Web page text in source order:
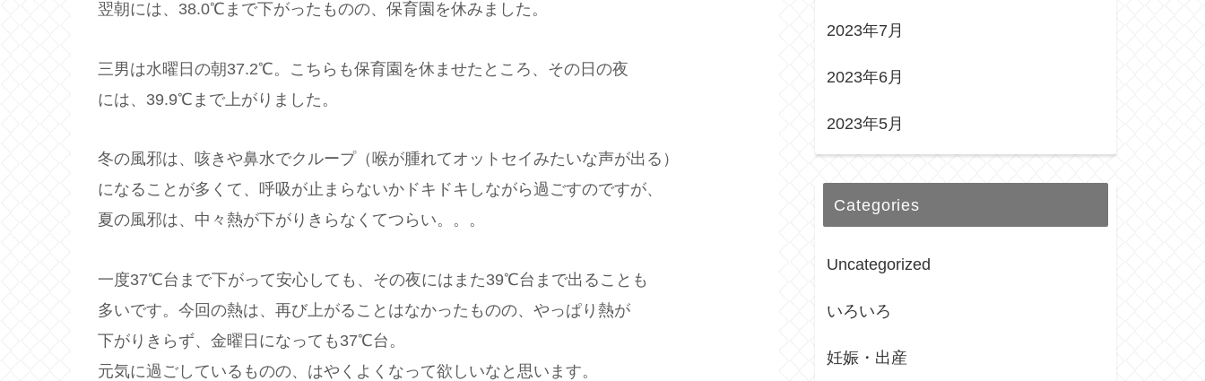
翌朝には、38.0℃まで下がったものの、保育園を休みました。
三男は水曜日の朝37.2℃。こちらも保育園を休ませたところ、その日の夜
には、39.9℃まで上がりました。
冬の風邪は、咳きや鼻水でクループ（喉が腫れてオットセイみたいな声が出る）
になることが多くて、呼吸が止まらないかドキドキしながら過ごすのですが、
夏の風邪は、中々熱が下がりきらなくてつらい。。。
一度37℃台まで下がって安心しても、その夜にはまた39℃台まで出ることも
多いです。今回の熱は、再び上がることはなかったものの、やっぱり熱が
下がりきらず、金曜日になっても37℃台。
元気に過ごしているものの、はやくよくなって欲しいなと思います。
2023年7月
2023年6月
2023年5月
Categories
Uncategorized
いろいろ
妊娠・出産